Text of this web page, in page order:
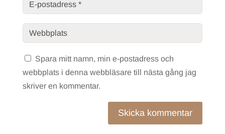
Spara mitt namn, min e-postadress och
webbplats i denna webbläsare till nästa gång jag
skriver en kommentar.
Skicka kommentar